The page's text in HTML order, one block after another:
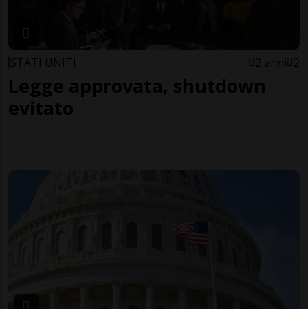
STATI UNITI 2 anni 2
Legge approvata, shutdown
evitato